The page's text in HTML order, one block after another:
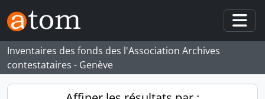
Skip to main content
Inventaires des fonds des l'Association Archives
contestataires - Genève